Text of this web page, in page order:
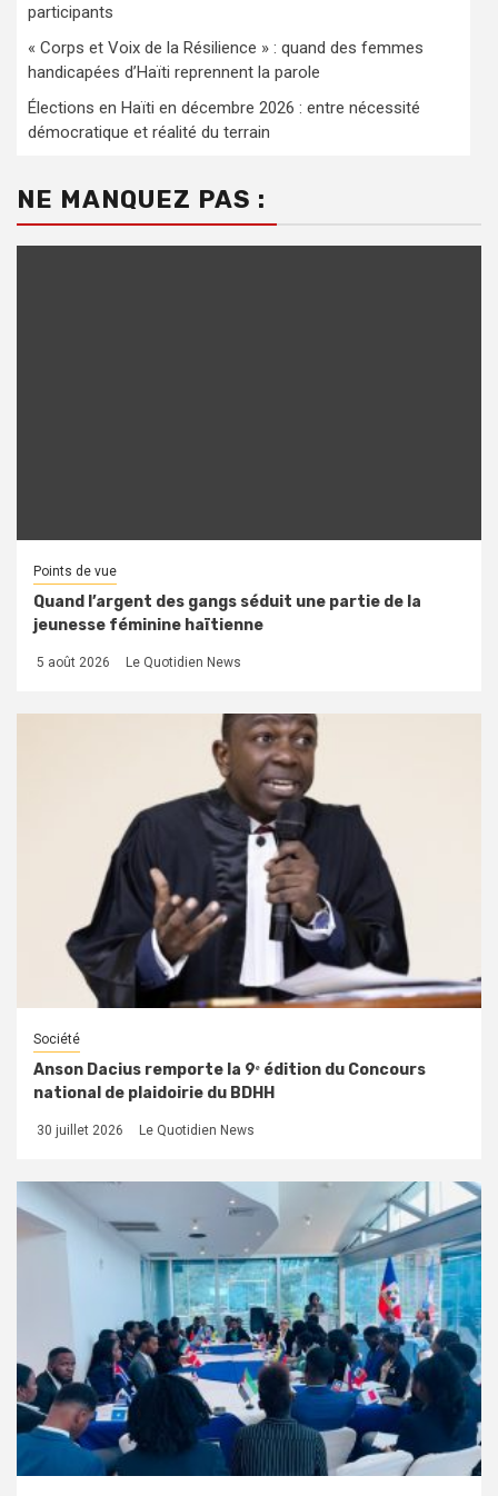
participants
« Corps et Voix de la Résilience » : quand des femmes
handicapées d’Haïti reprennent la parole
Élections en Haïti en décembre 2026 : entre nécessité
démocratique et réalité du terrain
NE MANQUEZ PAS :
Points de vue
Quand l’argent des gangs séduit une partie de la
jeunesse féminine haïtienne
5 août 2026 Le Quotidien News
Société
Anson Dacius remporte la 9ᵉ édition du Concours
national de plaidoirie du BDHH
30 juillet 2026 Le Quotidien News